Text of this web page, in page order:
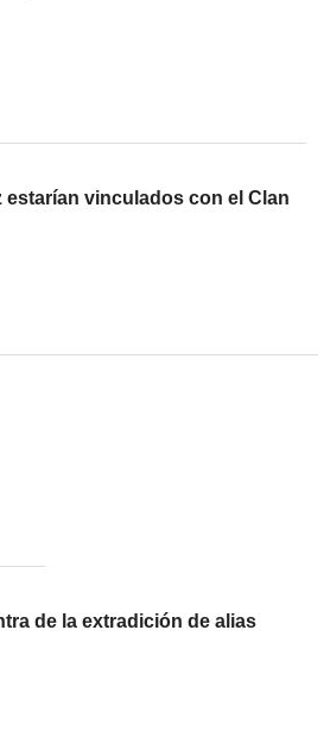
vinculados con el Clan
de la extradición de alias